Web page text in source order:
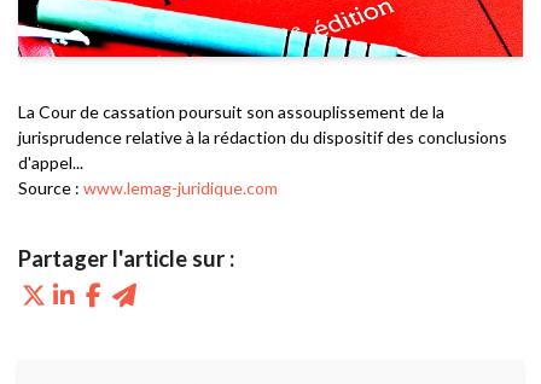
Source : www.lemag-juridique.com
La Cour de cassation poursuit son assouplissement de la
jurisprudence relative à la rédaction du dispositif des conclusions
d'appel...